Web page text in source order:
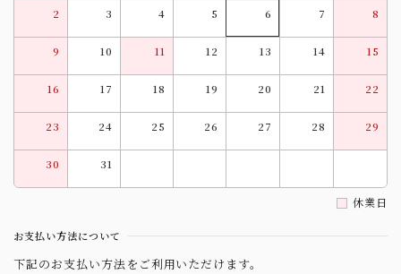
2 3 4 5 6 7 8
9 10 11 12 13 14 15
16 17 18 19 20 21 22
23 24 25 26 27 28 29
30 31
休業日
お支払い方法について
下記のお支払い方法をご利用いただけます。